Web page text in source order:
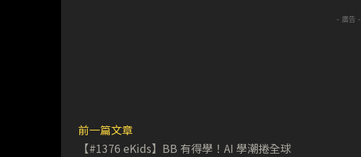
- 廣告 -
前一篇文章
【#1376 eKids】BB 有得學！AI 學潮捲全球